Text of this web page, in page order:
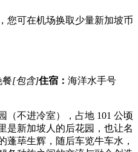
您可在机场换取少量新加坡币
餐[包含]住宿： 海洋水手号
（不进冷室），占地 101 公顷
是新加坡人的后花园，也让名
蓬荜生辉，随后车览牛车水，